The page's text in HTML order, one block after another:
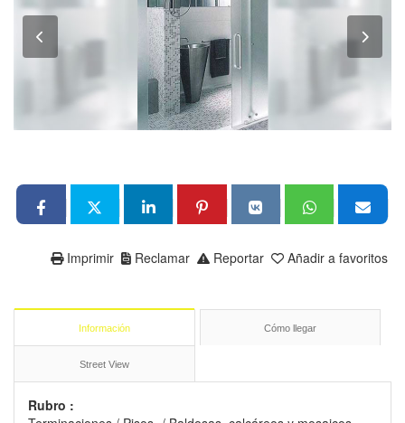
Añadir a favoritos
Reportar
Reclamar
Imprimir
Información Cómo llegar
Street View
Rubro :